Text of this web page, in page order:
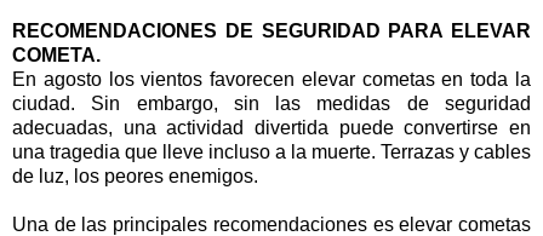
RECOMENDACIONES DE SEGURIDAD PARA ELEVAR
COMETA.
En agosto los vientos favorecen elevar cometas en toda la
ciudad. Sin embargo, sin las medidas de seguridad
adecuadas, una actividad divertida puede convertirse en
una tragedia que lleve incluso a la muerte. Terrazas y cables
de luz, los peores enemigos.
Una de las principales recomendaciones es elevar cometas